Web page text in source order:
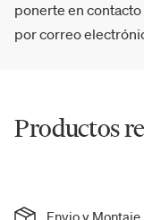
ponerte en
por correo
Productos